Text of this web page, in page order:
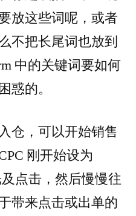
放这些词呢，或者
不把长尾词也放到
中的关键词要如何
惑的。
仓，可以开始销售
刚开始设为
点击，然后慢慢往
带来点击或出单的